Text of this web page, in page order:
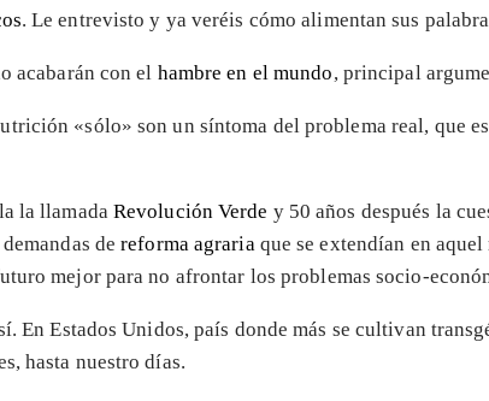
. Le entrevisto y ya veréis cómo alimentan sus
acabarán con el hambre en el mundo, principal
«sólo» son un síntoma del problema real, que
la llamada Revolución Verde y 50 años después la
dereforma agraria que se extendían en
mejor para no afrontar los problemas socio-
En Estados Unidos, país donde más se cultivan
hasta nuestro días.